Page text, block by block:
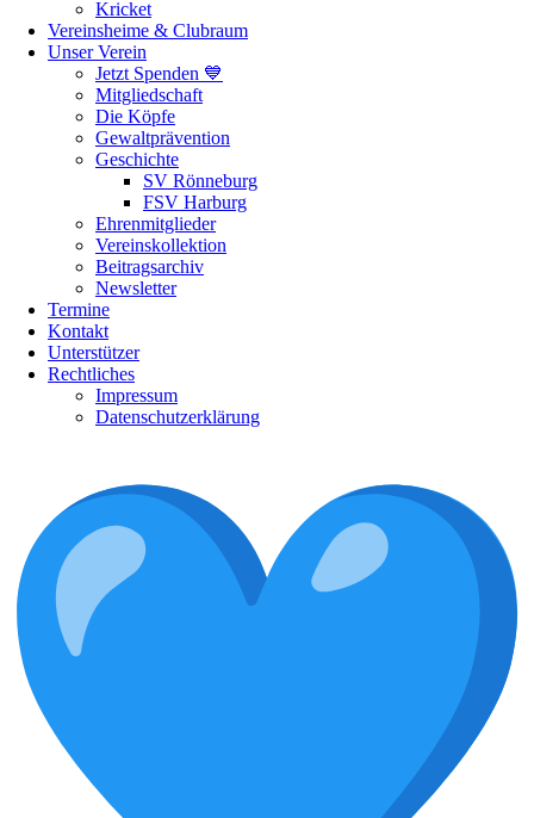
Kricket
Vereinsheime & Clubraum
Unser Verein
Jetzt Spenden 💙
Mitgliedschaft
Die Köpfe
Gewaltprävention
Geschichte
SV Rönneburg
FSV Harburg
Ehrenmitglieder
Vereinskollektion
Beitragsarchiv
Newsletter
Termine
Kontakt
Unterstützer
Rechtliches
Impressum
Datenschutzerklärung